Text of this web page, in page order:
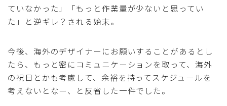
ていなかった」「もっと作業量が少ないと思ってい
た」と逆ギレ？される始末。
今後、海外のデザイナーにお願いすることがあるとし
たら、もっと密にコミュニケーションを取って、海外
の祝日とかも考慮して、余裕を持ってスケジュールを
考えないとなー、と反省した一件でした。